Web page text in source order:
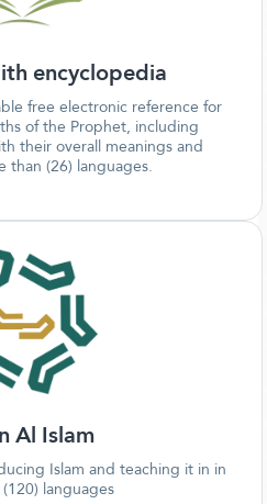
encyclopedia
free electronic reference for
of the Prophet, including
their overall meanings and
than (26) languages.
Al Islam
Islam and teaching it in in
languages